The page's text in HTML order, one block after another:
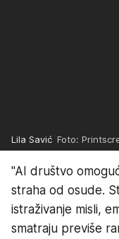
Lila Savić Foto:
"AI društvo
straha od osude.
istraživanje misli,
smatraju previše